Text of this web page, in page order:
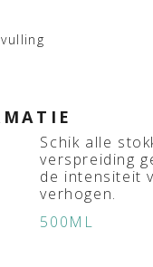
Schik alle
verspreiding
de intensiteit
verhogen.
500ML